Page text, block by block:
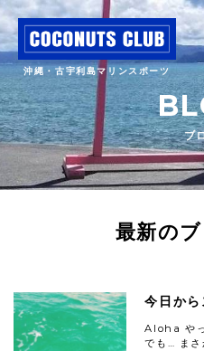
沖縄・古宇利島マリンスポーツ
ブ
最新の
今日か
Aloha やっ
でも… まさ